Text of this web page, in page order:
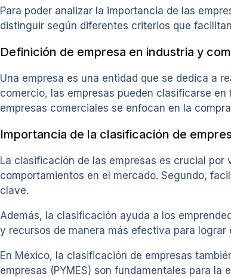
Para poder analizar la importancia de las
distinguir según diferentes criterios que
Definición de empresa en industria y
Una empresa es una entidad que se dedica a
comercio, las empresas pueden clasificarse
empresas comerciales se enfocan en la
Importancia de la clasificación de
La clasificación de las empresas es crucial
comportamientos en el mercado. Segundo,
clave.
Además, la clasificación ayuda a los
y recursos de manera más efectiva para lograr
En México, la clasificación de empresas
empresas (PYMES) son fundamentales para